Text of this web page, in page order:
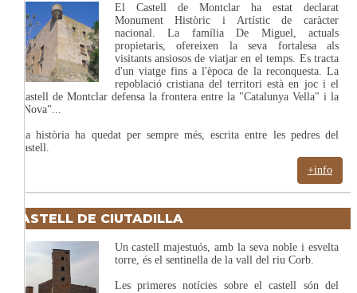
El Castell de Montclar ha estat declarat
Monument Històric i Artístic de caràcter
nacional. La família De Miguel, actuals
propietaris, ofereixen la seva fortalesa als
visitants ansiosos de viatjar en el temps. Es tracta
d'un viatge fins a l'època de la reconquesta. La
repoblació cristiana del territori està en joc i el
Castell de Montclar defensa la frontera entre la "Catalunya Vella" i la
"Nova"...
La història ha quedat per sempre més, escrita entre les pedres del
castell.
+info
CASTELL DE CIUTADILLA
Un castell majestuós, amb la seva noble i esvelta
torre, és el sentinella de la vall del riu Corb.
Les primeres notícies sobre el castell són del